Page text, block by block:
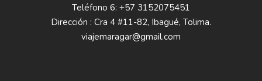
Teléfono 6: +57 3152075451
Dirección : Cra 4 #11-82, Ibagué, Tolima.
viajemaragar@gmail.com